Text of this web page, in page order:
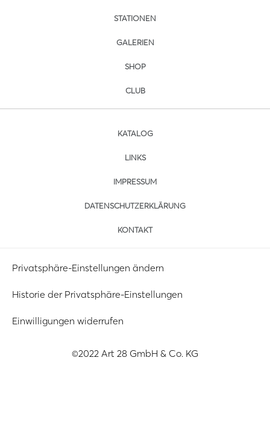
STATIONEN
GALERIEN
SHOP
CLUB
KATALOG
LINKS
IMPRESSUM
DATENSCHUTZERKLÄRUNG
KONTAKT
Privatsphäre-Einstellungen ändern
Historie der Privatsphäre-Einstellungen
Einwilligungen widerrufen
©2022 Art 28 GmbH & Co. KG